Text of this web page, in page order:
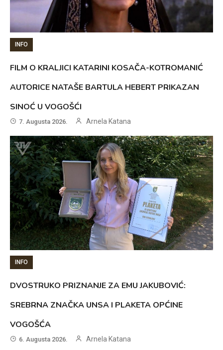
INFO
FILM O KRALJICI KATARINI KOSAČA-KOTROMANIĆ
AUTORICE NATAŠE BARTULA HEBERT PRIKAZAN
SINOĆ U VOGOŠĆI
7. Augusta 2026. Arnela Katana
INFO
DVOSTRUKO PRIZNANJE ZA EMU JAKUBOVIĆ:
SREBRNA ZNAČKA UNSA I PLAKETA OPĆINE
VOGOŠĆA
6. Augusta 2026. Arnela Katana